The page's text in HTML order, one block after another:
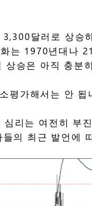
달러로 상
는 1970년대나
승은 아직 충분
평가해서는 안 됩
리는 여전히 부
의 최근 발언에